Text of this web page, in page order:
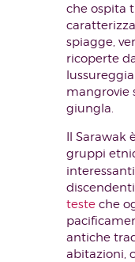
che ospita
spiagge,
ricoperte
mangrovie
giungla.
Il Sarawak
gruppi
teste che
antiche
abitazioni,